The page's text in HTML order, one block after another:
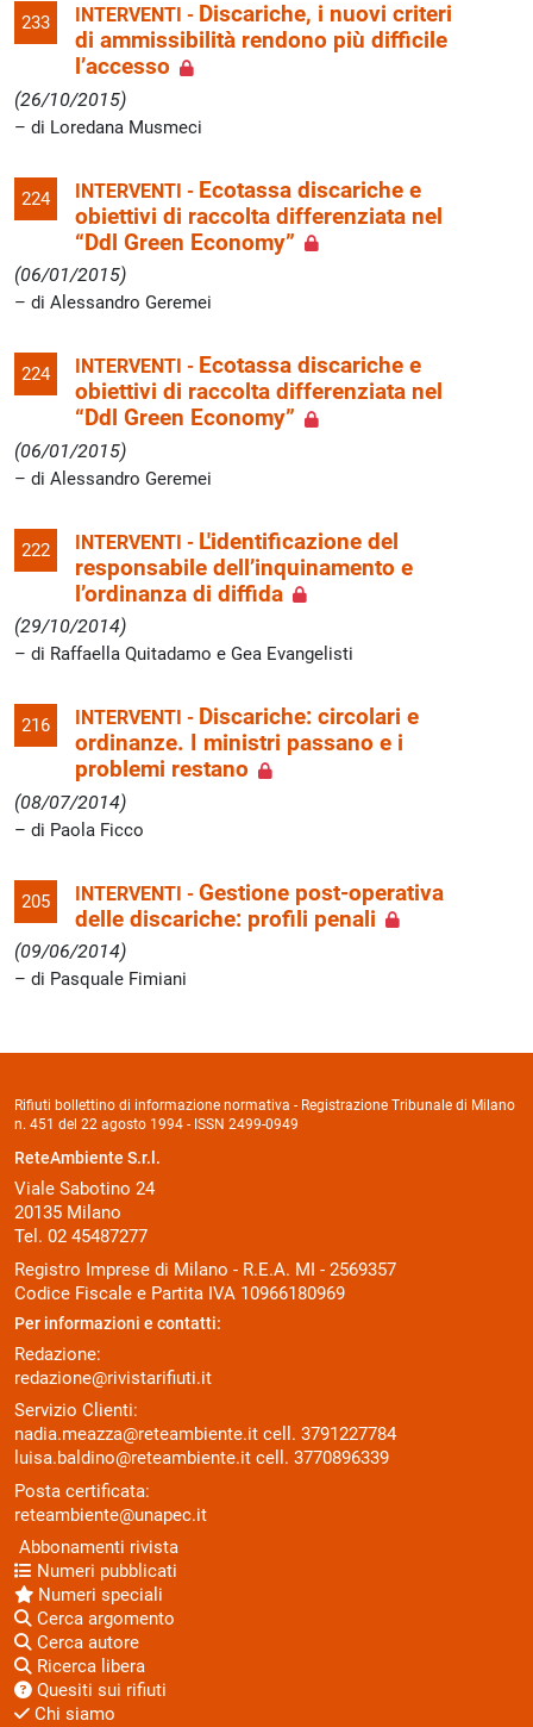
233 INTERVENTI - Discariche, i nuovi criteri
di ammissibilità rendono più difficile
l’accesso
(26/10/2015)
di Loredana Musmeci
224 INTERVENTI - Ecotassa discariche e
obiettivi di raccolta differenziata nel
“Ddl Green Economy”
(06/01/2015)
di Alessandro Geremei
224 INTERVENTI - Ecotassa discariche e
obiettivi di raccolta differenziata nel
“Ddl Green Economy”
(06/01/2015)
di Alessandro Geremei
222 INTERVENTI - L'identificazione del
responsabile dell’inquinamento e
l’ordinanza di diffida
(29/10/2014)
di Raffaella Quitadamo e Gea Evangelisti
216 INTERVENTI - Discariche: circolari e
ordinanze. I ministri passano e i
problemi restano
(08/07/2014)
di Paola Ficco
205 INTERVENTI - Gestione post-operativa
delle discariche: profili penali
(09/06/2014)
di Pasquale Fimiani
Rifiuti bollettino di informazione normativa - Registrazione Tribunale di Milano
n. 451 del 22 agosto 1994 - ISSN 2499-0949
ReteAmbiente S.r.l.
Viale Sabotino 24
20135 Milano
Tel. 02 45487277
Registro Imprese di Milano - R.E.A. MI - 2569357
Codice Fiscale e Partita IVA 10966180969
Per informazioni e contatti:
Redazione:
redazione@rivistarifiuti.it
Servizio Clienti:
nadia.meazza@reteambiente.it cell. 3791227784
luisa.baldino@reteambiente.it cell. 3770896339
Posta certificata:
reteambiente@unapec.it
Abbonamenti rivista
Numeri pubblicati
Numeri speciali
Cerca argomento
Cerca autore
Ricerca libera
Quesiti sui rifiuti
Chi siamo